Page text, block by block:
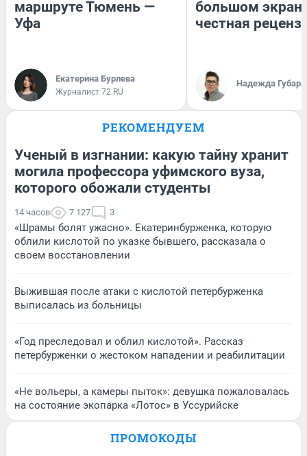
маршруте Тюмень —
Уфа
Екатерина Бурлева
Журналист 72.RU
большом
честная
Надежда Губарь
РЕКОМЕНДУЕМ
Ученый в изгнании: какую тайну хранит
могила профессора уфимского вуза,
которого обожали студенты
14 часов 7 127 3
«Шрамы болят ужасно». Екатеринбурженка, которую
облили кислотой по указке бывшего, рассказала о
своем восстановлении
Выжившая после атаки с кислотой петербурженка
выписалась из больницы
«Год преследовал и облил кислотой». Рассказ
петербурженки о жестоком нападении и реабилитации
«Не вольеры, а камеры пыток»: девушка пожаловалась
на состояние экопарка «Лотос» в Уссурийске
ПРОМОКОДЫ